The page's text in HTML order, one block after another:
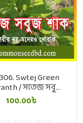
Swtej Green
/ সতেজ সবুজ
শাক
100.00৳